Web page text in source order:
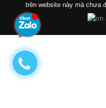
trên website này mà chưa